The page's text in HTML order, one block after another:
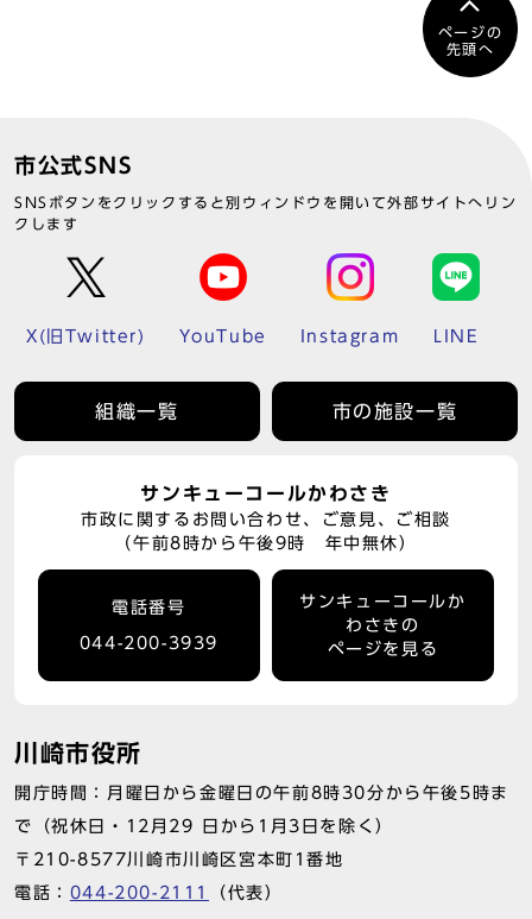
ページの
先頭へ
市公式SNS
SNSボタンをクリックすると別ウィンドウを開いて外部サイトへリン
クします
X(旧Twitter) YouTube Instagram LINE
組織一覧 市の施設一覧
サンキューコールかわさき
市政に関するお問い合わせ、ご意見、ご相談
（午前8時から午後9時 年中無休）
電話番号
044-200-3939
サンキューコールか
わさきの
ページを見る
川崎市役所
開庁時間：月曜日から金曜日の午前8時30分から午後5時ま
で（祝休日・12月29 日から1月3日を除く）
〒210-8577川崎市川崎区宮本町1番地
電話： 044-200-2111 （代表）